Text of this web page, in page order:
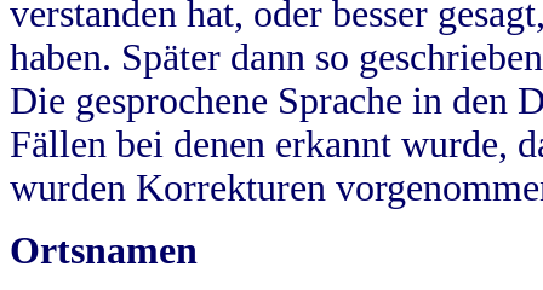
verstanden hat, oder besser
haben. Später dann so
Die gesprochene Sprache in
Fällen bei denen erkannt wurde,
wurden Korrekturen
Ortsnamen